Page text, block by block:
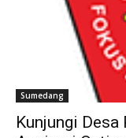
Sumedang
Kunjungi Desa